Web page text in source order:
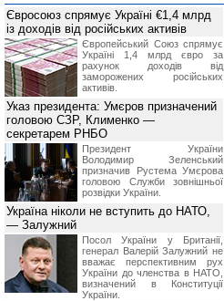
Євросоюз спрямує Україні €1,4 млрд
із доходів від російських активів
Європейський Союз спрямує
Україні 1,4 млрд євро за
рахунок доходів від
заморожених російських
активів.
Указ президента: Умєров призначений
головою СЗР, Клименко —
секретарем РНБО
Президент України
Володимир Зеленський
призначив Pустема Умєрова
головою Служби зовнішньої
розвідки України.
Україна ніколи не вступить до НАТО,
— Залужний
Посол України у Британії,
генерал Валерій Залужний не
вважає перспективним рух
України до членства в НАТО,
визначений в Конституції
України.